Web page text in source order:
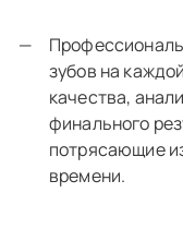
зубов на
качества,
финального
потрясающие
времени.